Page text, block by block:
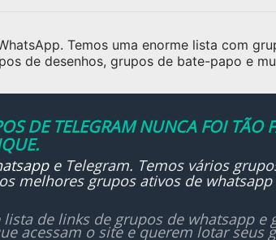
Temos uma enorme lista com
de desenhos, grupos de bate-papo e
DE TELEGRAM NUNCA FOI TÃO
e Telegram. Temos vários
melhores grupos ativos de
de links de grupos de whatsapp e
acessam o site e querem lotar